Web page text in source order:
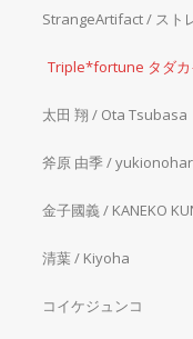
StrangeArtifact / スト
Triple*fortune タダ
太田 翔 / Ota Tsubasa
斧原 由季 /
金子國義 / KANEKO
清葉 / Kiyoha
コイケジュンコ